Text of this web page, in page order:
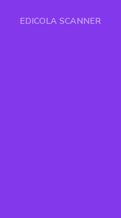
EDICOLA SCANNER